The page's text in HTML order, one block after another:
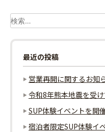
ビ
ゲ
ー
シ
ョ
ン
検
索:
最近の投稿
営業再開に関するお知
令和8年熊本地震を受
SUP体験イベントを開
宿泊者限定SUP体験イ